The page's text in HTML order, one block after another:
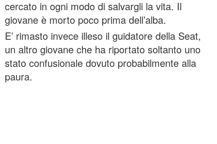
cercato in ogni modo di salvargli la vita. Il
giovane è morto poco prima dell’alba.
E’ rimasto invece illeso il guidatore della Seat,
un altro giovane che ha riportato soltanto uno
stato confusionale dovuto probabilmente alla
paura.